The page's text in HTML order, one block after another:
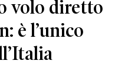
volo diretto
è l’unico